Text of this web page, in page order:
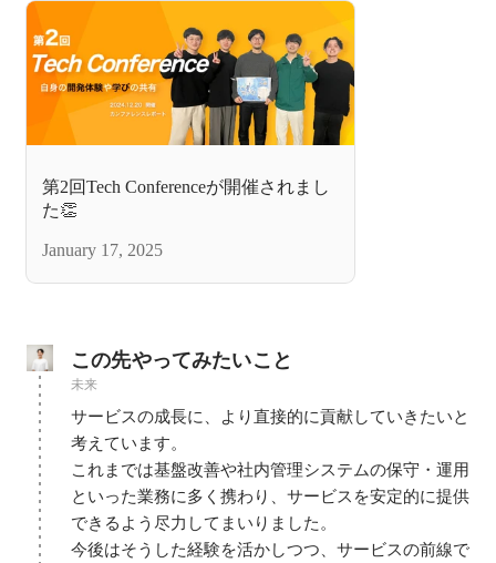
第2回Tech Conferenceが開催されまし
た👏
January 17, 2025
この先やってみたいこと
未来
サービスの成長に、より直接的に貢献していきたいと
考えています。
これまでは基盤改善や社内管理システムの保守・運用
といった業務に多く携わり、サービスを安定的に提供
できるよう尽力してまいりました。
今後はそうした経験を活かしつつ、サービスの前線で